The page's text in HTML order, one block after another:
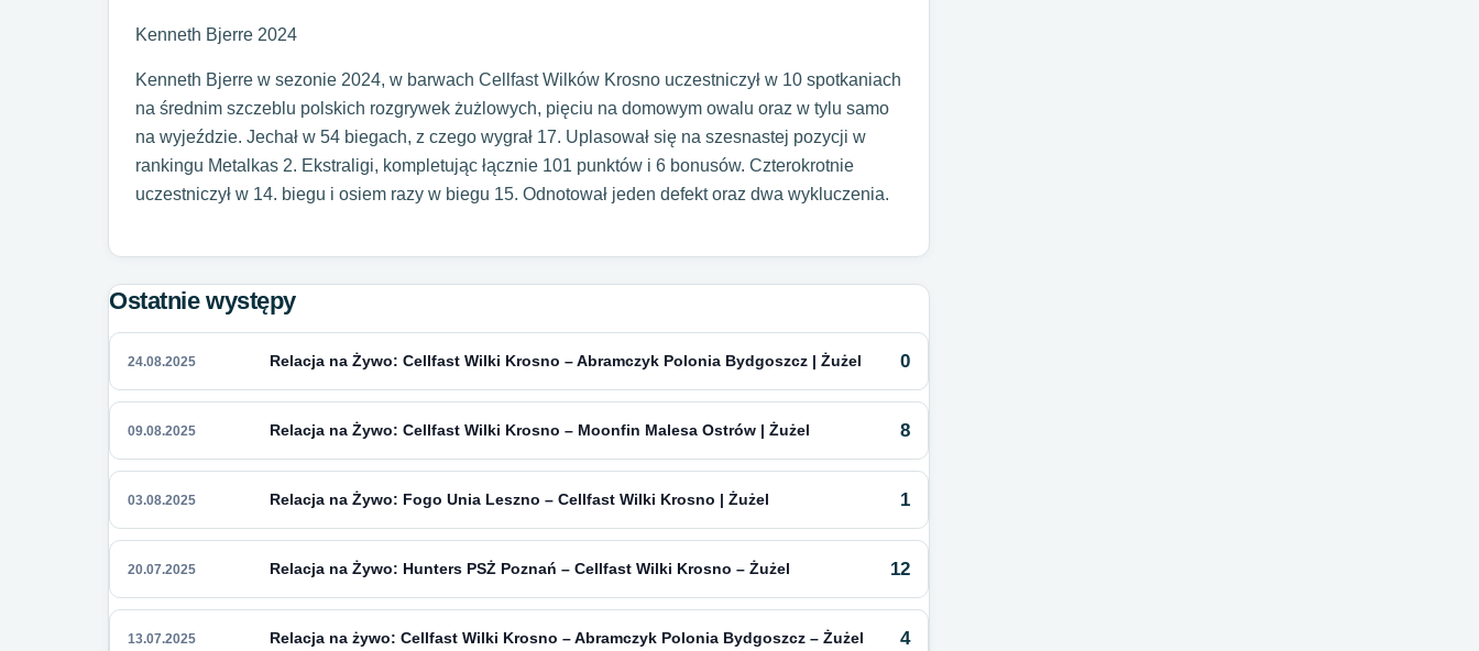
Kenneth Bjerre 2024
Kenneth Bjerre w sezonie 2024, w barwach Cellfast Wilków Krosno uczestniczył w 10 spotkaniach
na średnim szczeblu polskich rozgrywek żużlowych, pięciu na domowym owalu oraz w tylu samo
na wyjeździe. Jechał w 54 biegach, z czego wygrał 17. Uplasował się na szesnastej pozycji w
rankingu Metalkas 2. Ekstraligi, kompletując łącznie 101 punktów i 6 bonusów. Czterokrotnie
uczestniczył w 14. biegu i osiem razy w biegu 15. Odnotował jeden defekt oraz dwa wykluczenia.
Ostatnie występy
24.08.2025 Relacja na Żywo: Cellfast Wilki Krosno – Abramczyk Polonia Bydgoszcz | Żużel 0
09.08.2025 Relacja na Żywo: Cellfast Wilki Krosno – Moonfin Malesa Ostrów | Żużel 8
03.08.2025 Relacja na Żywo: Fogo Unia Leszno – Cellfast Wilki Krosno | Żużel 1
20.07.2025 Relacja na Żywo: Hunters PSŻ Poznań – Cellfast Wilki Krosno – Żużel 12
13.07.2025 Relacja na żywo: Cellfast Wilki Krosno – Abramczyk Polonia Bydgoszcz – Żużel 4